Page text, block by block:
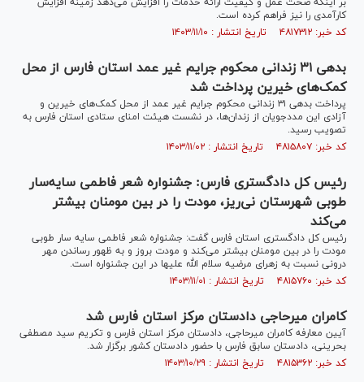
کارآمدی را نیز فراهم کرده است.
کد خبر: ۴۸۱۷۳۱۲ تاریخ انتشار : ۱۴۰۳/۱۱/۱۰
بدهی ۳۱ زندانی محکوم جرایم غیر عمد استان فارس از محل
کمک‌های خیرین پرداخت شد
پرداخت بدهی ۳۱ زندانی محکوم جرایم غیر عمد از محل کمک‌های خیرین و
آزادی این مددجویان از زندان‌ها، در نشست هیئت امنای ستادی استان فارس به
تصویب رسید.
کد خبر: ۴۸۱۵۸۰۷ تاریخ انتشار : ۱۴۰۳/۱۱/۰۲
رئیس کل دادگستری فارس: جشنواره شعر فاطمی سایه‌سار
طوبی شهرستان نی‌ریز، مودت را در بین مومنان بیشتر
می‌کند
رئیس کل دادگستری استان فارس گفت: جشنواره شعر فاطمی سایه سار طوبی
مودت را در بین مومنان بیشتر می‌کند و مودت بروز و به ظهور رساندن مهر
درونی نسبت به زهرای مرضیه سلام الله علیها در این جشنواره است.
کد خبر: ۴۸۱۵۷۶۰ تاریخ انتشار : ۱۴۰۳/۱۱/۰۱
کامران میرحاجی دادستان مرکز استان فارس شد
آیین معارفه کامران میرحاجی، دادستان مرکز استان فارس و تکریم سید مصطفی
بحرینی، دادستان سابق فارس با حضور دادستان کشور برگزار شد.
کد خبر: ۴۸۱۵۳۶۲ تاریخ انتشار : ۱۴۰۳/۱۰/۲۹